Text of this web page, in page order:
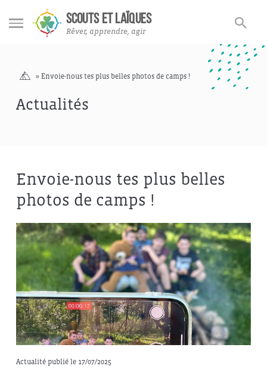
SCOUTS ET LAÏQUES
Rêver, apprendre, agir
Rechercher
sur
Accueil
» Envoie-nous tes plus belles photos de camps !
Actualités
Envoie-nous tes plus belles
photos de camps !
Actualités Adhérent·es
Actualité publié le 17/07/2025